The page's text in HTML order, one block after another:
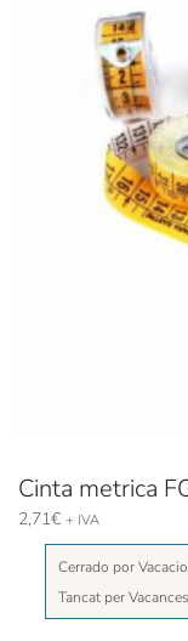
Cinta metrica
2,71€ + IVA
Cerrado por
Tancat per